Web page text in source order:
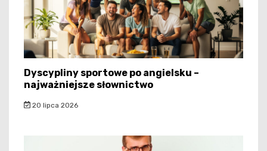
Dyscypliny sportowe po angielsku –
najważniejsze słownictwo
20 lipca 2026